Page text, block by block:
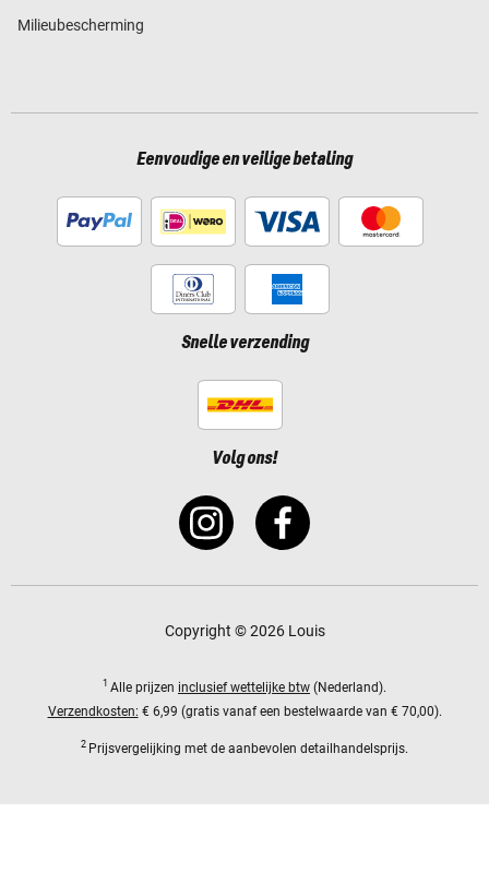
Milieubescherming
Eenvoudige en veilige betaling
Snelle verzending
Volg ons!
Copyright © 2026 Louis
1 Alle prijzen inclusief wettelijke btw (Nederland).
Verzendkosten: € 6,99 (gratis vanaf een bestelwaarde van € 70,00).
2 Prijsvergelijking met de aanbevolen detailhandelsprijs.